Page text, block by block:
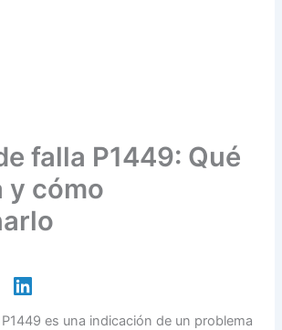
falla P1449: Qué
y cómo
es una indicación de un problema